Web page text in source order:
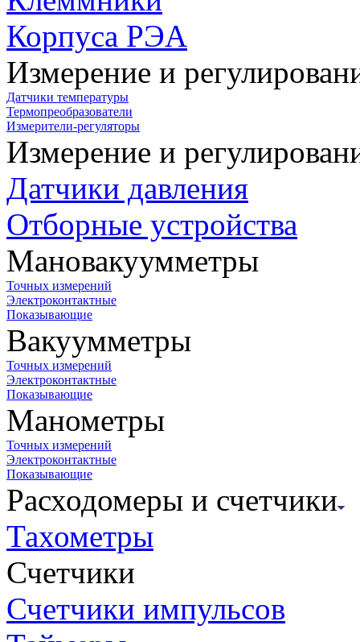
Корпуса РЭА
Измерение и
Датчики температуры
Термопреобразователи
Измерители-регуляторы
Измерение и
Датчики давления
Отборные устройства
Мановакуумметры
Точных измерений
Электроконтактные
Показывающие
Вакуумметры
Точных измерений
Электроконтактные
Показывающие
Манометры
Точных измерений
Электроконтактные
Показывающие
Расходомеры и счетчики
Тахометры
Счетчики
Счетчики импульсов